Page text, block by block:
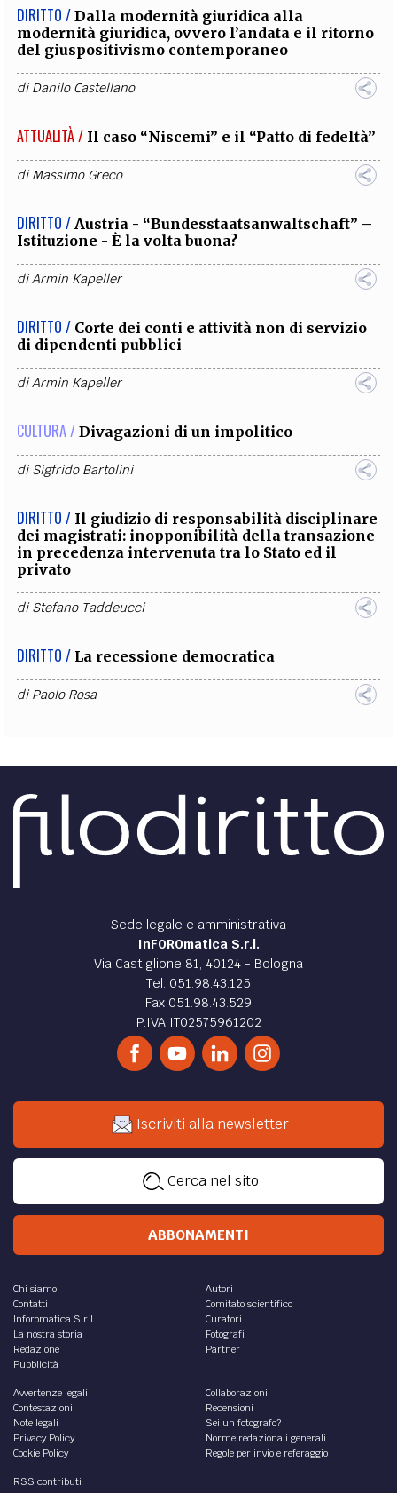
DIRITTO / Dalla modernità giuridica alla
modernità giuridica, ovvero l’andata e il ritorno
del giuspositivismo contemporaneo
diDanilo Castellano
ATTUALITÀ / Il caso “Niscemi” e il “Patto di fedeltà”
diMassimo Greco
DIRITTO / Austria - “Bundesstaatsanwaltschaft” –
Istituzione - È la volta buona?
diArmin Kapeller
DIRITTO / Corte dei conti e attività non di servizio
di dipendenti pubblici
diArmin Kapeller
CULTURA / Divagazioni di un impolitico
diSigfrido Bartolini
DIRITTO / Il giudizio di responsabilità disciplinare
dei magistrati: inopponibilità della transazione
in precedenza intervenuta tra lo Stato ed il
privato
diStefano Taddeucci
DIRITTO / La recessione democratica
diPaolo Rosa
Sede legale e amministrativa
InFOROmatica S.r.l.
Via Castiglione 81, 40124 - Bologna
Tel. 051.98.43.125
Fax 051.98.43.529
P.IVA IT02575961202
Iscriviti alla newsletter
Cerca nel sito
ABBONAMENTI
Chi siamo
Contatti
Inforomatica S.r.l.
La nostra storia
Redazione
Pubblicità
Autori
Comitato scientifico
Curatori
Fotografi
Partner
Avvertenze legali
Contestazioni
Note legali
Privacy Policy
Cookie Policy
Collaborazioni
Recensioni
Sei un fotografo?
Norme redazionali generali
Regole per invio e referaggio
RSS contributi